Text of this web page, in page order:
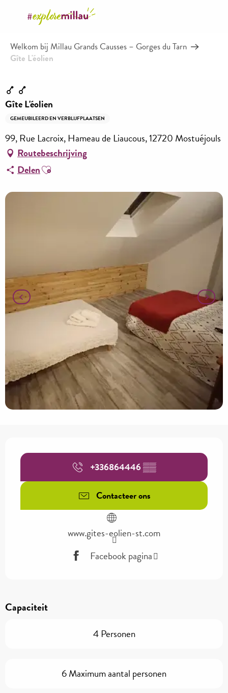
principal
Welkom bij Millau Grands Causses – Gorges du Tarn
Gîte L'éolien
Gîte L'éolien
GEMEUBILEERD EN VERBLIJFPLAATSEN
99, Rue Lacroix, Hameau de Liaucous, 12720 Mostuéjouls
Routebeschrijving
DelenAjouter aux favoris
+336864446▒▒
Contacteer ons
www.gites-eolien-st.com
Facebook pagina
Capaciteit
4 Personen
6 Maximum aantal personen